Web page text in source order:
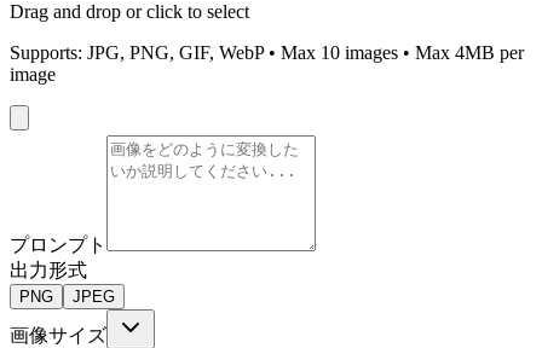
Drag and drop or click to select
Supports: JPG, PNG, GIF, WebP • Max 10 images • Max 4MB per
image
プロンプト
出力形式
PNG JPEG
画像サイズ